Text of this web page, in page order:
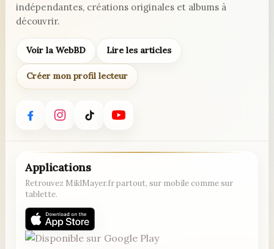
indépendantes, créations originales et albums à
découvrir.
Voir la WebBD Lire les articles
Créer mon profil lecteur
Applications
Retrouvez MiklMayer.fr partout, sur mobile comme sur
tablette.